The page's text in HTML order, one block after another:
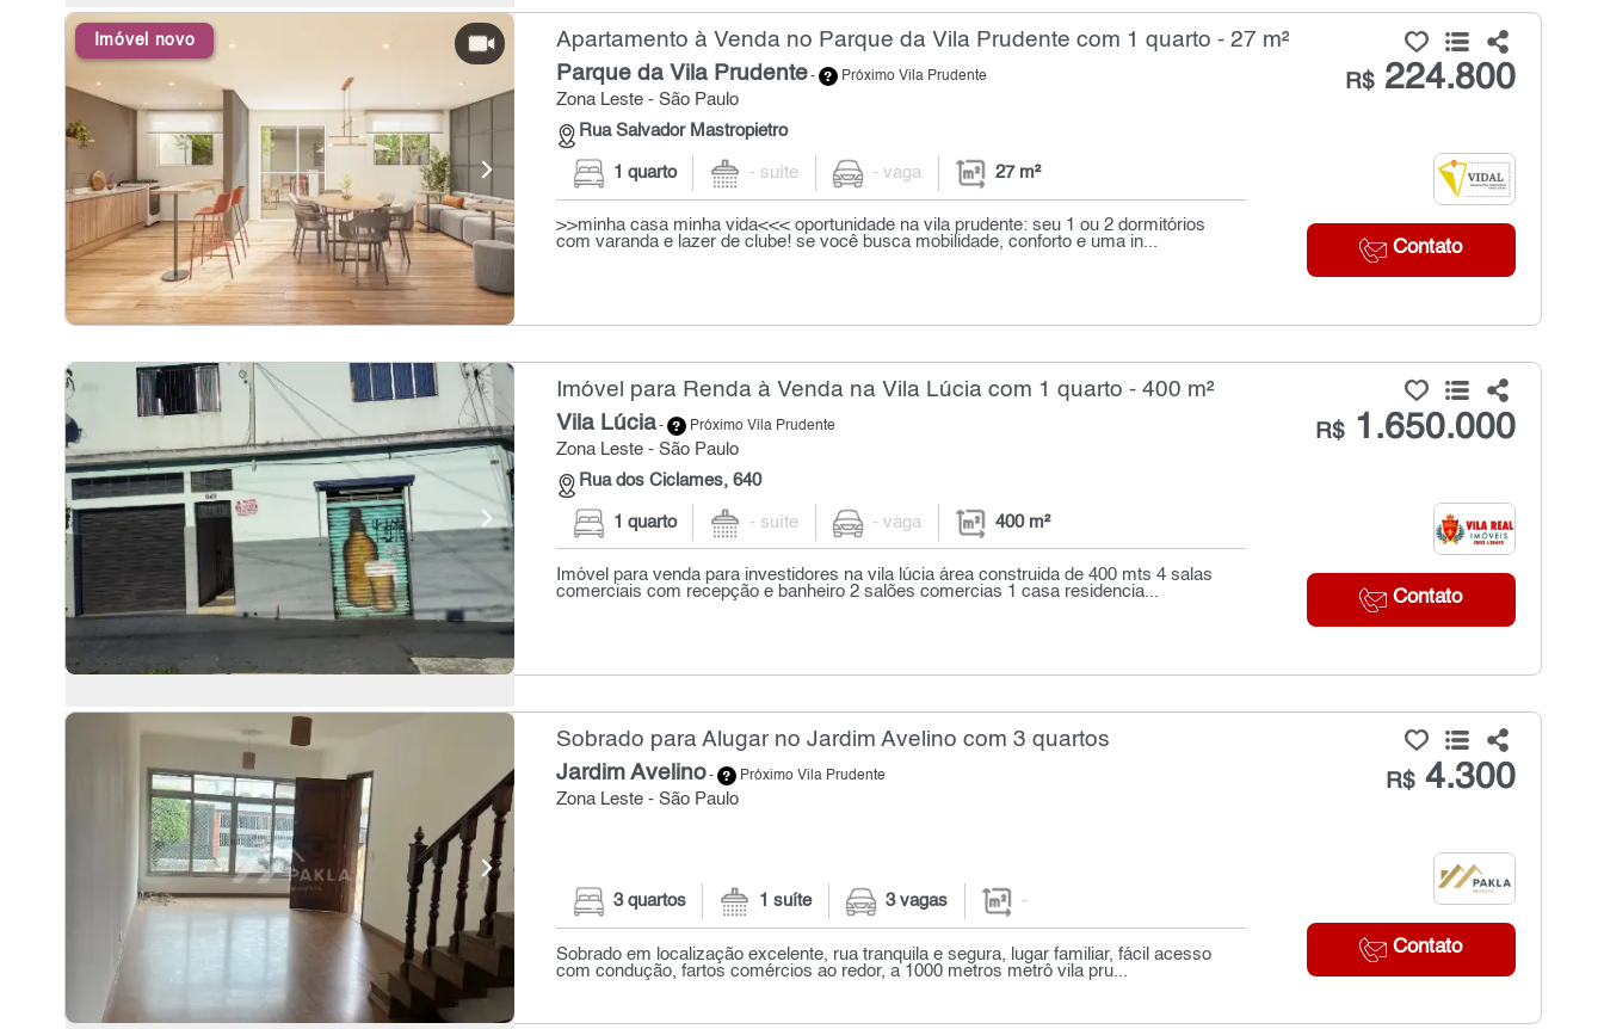
Imóvel novo Apartamento à Venda no Parque da Vila Prudente com 1 quarto - 27 m²
Parque da Vila Prudente- Próximo Vila Prudente
Zona Leste - São Paulo
Rua Salvador Mastropietro
R$224.800
Contato
1 quarto - suíte - vaga 27 m²
>>minha casa minha vida<<< oportunidade na vila prudente: seu 1 ou 2 dormitórios
com varanda e lazer de clube! se você busca mobilidade, conforto e uma in...
Imóvel para Renda à Venda na Vila Lúcia com 1 quarto - 400 m²
Vila Lúcia- Próximo Vila Prudente
Zona Leste - São Paulo
Rua dos Ciclames, 640
R$1.650.000
Contato
1 quarto - suíte - vaga 400 m²
Imóvel para venda para investidores na vila lúcia área construida de 400 mts 4 salas
comerciais com recepção e banheiro 2 salões comercias 1 casa residencia...
Sobrado para Alugar no Jardim Avelino com 3 quartos
Jardim Avelino- Próximo Vila Prudente
Zona Leste - São Paulo
R$4.300
Contato
3 quartos 1 suíte 3 vagas -
Sobrado em localização excelente, rua tranquila e segura, lugar familiar, fácil acesso
com condução, fartos comércios ao redor, a 1000 metros metrô vila pru...